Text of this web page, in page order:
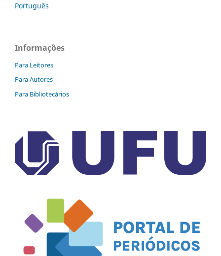
Português
Informações
Para Leitores
Para Autores
Para Bibliotecários